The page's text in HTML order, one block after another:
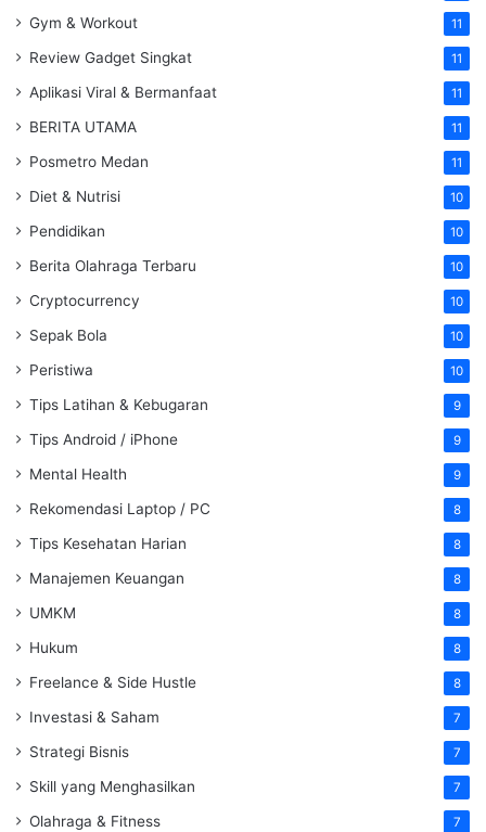
Gym & Workout 11
Review Gadget Singkat 11
Aplikasi Viral & Bermanfaat 11
BERITA UTAMA 11
Posmetro Medan 11
Diet & Nutrisi 10
Pendidikan 10
Berita Olahraga Terbaru 10
Cryptocurrency 10
Sepak Bola 10
Peristiwa 10
Tips Latihan & Kebugaran 9
Tips Android / iPhone 9
Mental Health 9
Rekomendasi Laptop / PC 8
Tips Kesehatan Harian 8
Manajemen Keuangan 8
UMKM 8
Hukum 8
Freelance & Side Hustle 8
Investasi & Saham 7
Strategi Bisnis 7
Skill yang Menghasilkan 7
Olahraga & Fitness 7